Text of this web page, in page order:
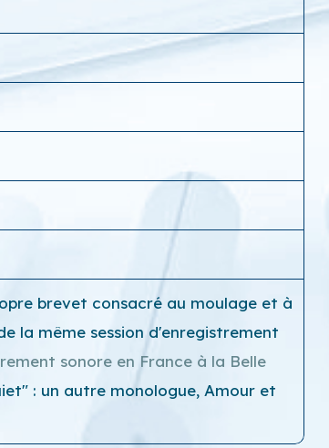
brevet consacré au moulage et à
la même session d'enregistrement
sonore en France à la Belle
: un autre monologue, Amour et